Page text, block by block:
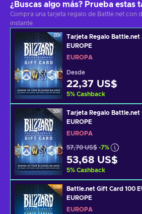
¿Buscas algo más? Prueba estas
Compra una tarjeta regalo de Battle.net con
instante.
Tarjeta Regalo Battle.net
EUROPE
EUROPA
Desde
22,37 US$
5% Cashback
Tarjeta Regalo Battle.net
EUROPE
EUROPA
57,70 US$ -7%
53,68 US$
5% Cashback
Battle.net Gift Card 100
EUROPE
EUROPA